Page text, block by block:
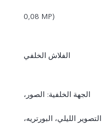
‎0,08 MP)
الفلاش الخلفي
الجهة الخلفية: الصور،
التصوير الليلي، البورتريه،